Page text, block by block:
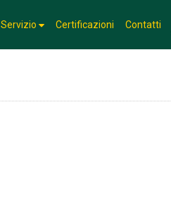
Il Servizio Certificazioni Contatti